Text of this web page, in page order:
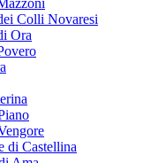
Colli Novaresi
Ora
di Castellina